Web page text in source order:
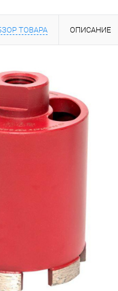
ТОВАРА ОПИСАНИЕ